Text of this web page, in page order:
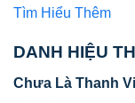
Tìm Hiểu Thêm
DANH HIỆU
Chưa Là Thanh